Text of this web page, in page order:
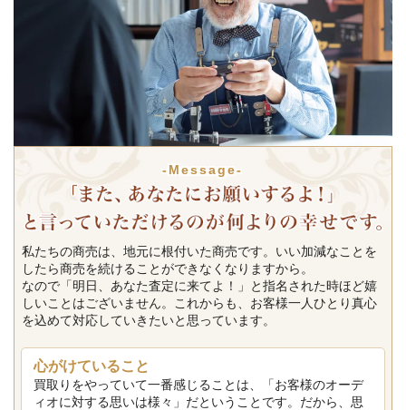
-Message-
私たちの商売は、地元に根付いた商売です。いい加減なことを
したら商売を続けることができなくなりますから。
なので「明日、あなた査定に来てよ！」と指名された時ほど嬉
しいことはございません。これからも、お客様一人ひとり真心
を込めて対応していきたいと思っています。
心がけていること
買取りをやっていて一番感じることは、「お客様のオーデ
ィオに対する思いは様々」だということです。だから、思